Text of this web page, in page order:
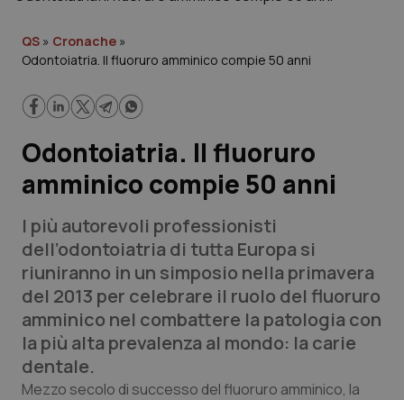
Cronache
Lavoro e Professioni
Scienza e Farmaci
Studi e Analisi
Lettere al direttore
Edizioni Regionali
QS » Cronache »
Odontoiatria. Il fluoruro amminico compie 50 anni
Odontoiatria. Il fluoruro
amminico compie 50 anni
I più autorevoli professionisti
dell’odontoiatria di tutta Europa si
riuniranno in un simposio nella primavera
del 2013 per celebrare il ruolo del fluoruro
amminico nel combattere la patologia con
la più alta prevalenza al mondo: la carie
dentale.
Mezzo secolo di successo del fluoruro amminico, la